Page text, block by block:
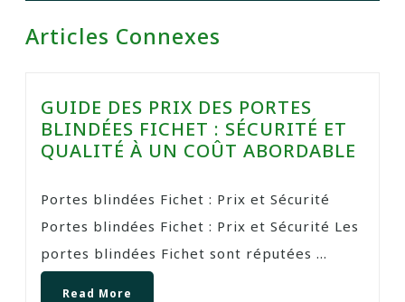
Articles Connexes
GUIDE DES PRIX DES PORTES
BLINDÉES FICHET : SÉCURITÉ ET
QUALITÉ À UN COÛT ABORDABLE
Portes blindées Fichet : Prix et Sécurité
Portes blindées Fichet : Prix et Sécurité Les
portes blindées Fichet sont réputées ...
Read More